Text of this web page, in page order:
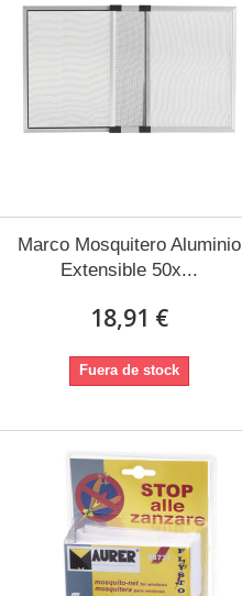
Marco Mosquitero Aluminio
Extensible 50x...
18,91 €
Fuera de stock